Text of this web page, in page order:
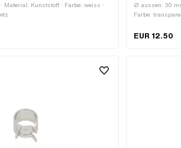
Material: Kunststoff · Farbe: weiss ·
Ø aussen: 30
Farbe:
EUR 12.50